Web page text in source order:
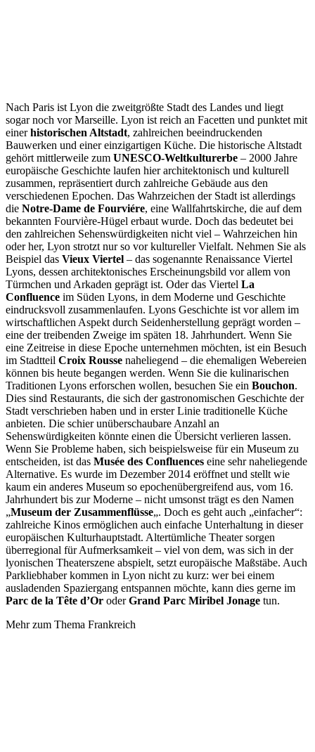
Nach Paris ist Lyon die zweitgrößte Stadt des Landes und liegt
sogar noch vor Marseille. Lyon ist reich an Facetten und punktet mit
einerhistorischen Altstadt, zahlreichen beeindruckenden
Bauwerken und einer einzigartigen Küche. Die historische Altstadt
gehört mittlerweile zum UNESCO-Weltkulturerbe – 2000 Jahre
europäische Geschichte laufen hier architektonisch und kulturell
zusammen, repräsentiert durch zahlreiche Gebäude aus den
verschiedenen Epochen. Das Wahrzeichen der Stadt ist allerdings
die Notre-Dame de Fourviére, eine Wallfahrtskirche, die auf dem
bekannten Fourvière-Hügel erbaut wurde. Doch das bedeutet bei
den zahlreichen Sehenswürdigkeiten nicht viel – Wahrzeichen hin
oder her, Lyon strotzt nur so vor kultureller Vielfalt. Nehmen Sie als
Beispiel das Vieux Viertel – das sogenannte Renaissance Viertel
Lyons, dessen architektonisches Erscheinungsbild vor allem von
Türmchen und Arkaden geprägt ist. Oder das Viertel La
Confluence im Süden Lyons, in dem Moderne und Geschichte
eindrucksvoll zusammenlaufen. Lyons Geschichte ist vor allem im
wirtschaftlichen Aspekt durch Seidenherstellung geprägt worden –
eine der treibenden Zweige im späten 18. Jahrhundert. Wenn Sie
eine Zeitreise in diese Epoche unternehmen möchten, ist ein Besuch
im Stadtteil Croix Rousse naheliegend – die ehemaligen Webereien
können bis heute begangen werden. Wenn Sie die kulinarischen
Traditionen Lyons erforschen wollen, besuchen Sie ein Bouchon.
Dies sind Restaurants, die sich der gastronomischen Geschichte der
Stadt verschrieben haben und in erster Linie traditionelle Küche
anbieten. Die schier unüberschaubare Anzahl an
Sehenswürdigkeiten könnte einen die Übersicht verlieren lassen.
Wenn Sie Probleme haben, sich beispielsweise für ein Museum zu
entscheiden, ist das Musée des Confluences eine sehr naheliegende
Alternative. Es wurde im Dezember 2014 eröffnet und stellt wie
kaum ein anderes Museum so epochenübergreifend aus, vom 16.
Jahrhundert bis zur Moderne – nicht umsonst trägt es den Namen
„Museum der Zusammenflüsse„. Doch es geht auch „einfacher“:
zahlreiche Kinos ermöglichen auch einfache Unterhaltung in dieser
europäischen Kulturhauptstadt. Altertümliche Theater sorgen
überregional für Aufmerksamkeit – viel von dem, was sich in der
lyonischen Theaterszene abspielt, setzt europäische Maßstäbe. Auch
Parkliebhaber kommen in Lyon nicht zu kurz: wer bei einem
ausladenden Spaziergang entspannen möchte, kann dies gerne im
Parc de la Tête d’Or oderGrand Parc Miribel Jonage tun.
Mehr zum Thema Frankreich